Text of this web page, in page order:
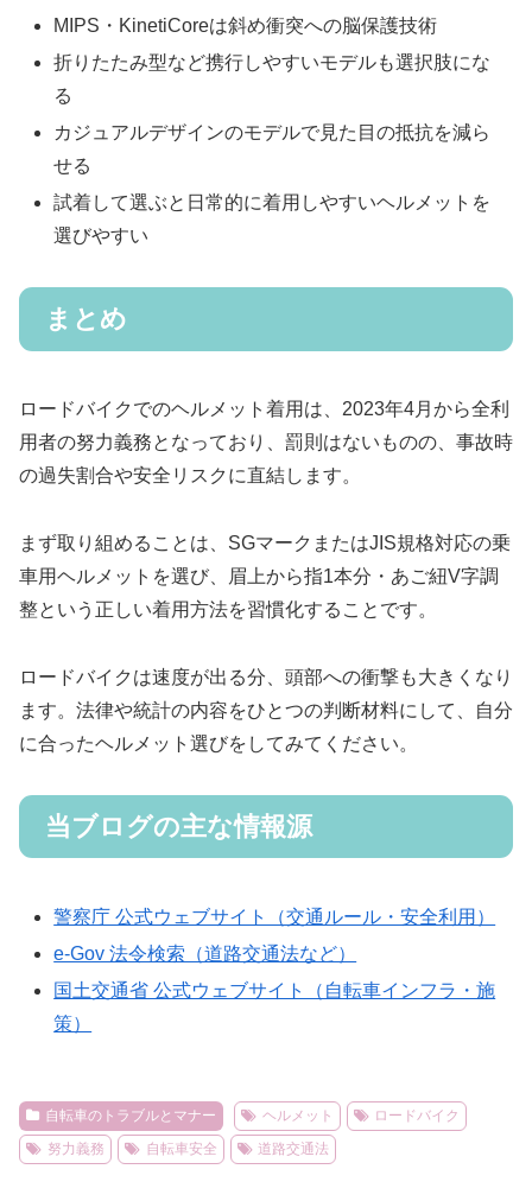
MIPS・KinetiCoreは斜め衝突への脳保護技術
折りたたみ型など携行しやすいモデルも選択肢にな
る
カジュアルデザインのモデルで見た目の抵抗を減ら
せる
試着して選ぶと日常的に着用しやすいヘルメットを
選びやすい
まとめ
ロードバイクでのヘルメット着用は、2023年4月から全利
用者の努力義務となっており、罰則はないものの、事故時
の過失割合や安全リスクに直結します。
まず取り組めることは、SGマークまたはJIS規格対応の乗
車用ヘルメットを選び、眉上から指1本分・あご紐V字調
整という正しい着用方法を習慣化することです。
ロードバイクは速度が出る分、頭部への衝撃も大きくなり
ます。法律や統計の内容をひとつの判断材料にして、自分
に合ったヘルメット選びをしてみてください。
当ブログの主な情報源
警察庁 公式ウェブサイト（交通ルール・安全利用）
e-Gov 法令検索（道路交通法など）
国土交通省 公式ウェブサイト（自転車インフラ・施
策）
自転車のトラブルとマナー ヘルメット
ロードバイク
努力義務
自転車安全 道路交通法